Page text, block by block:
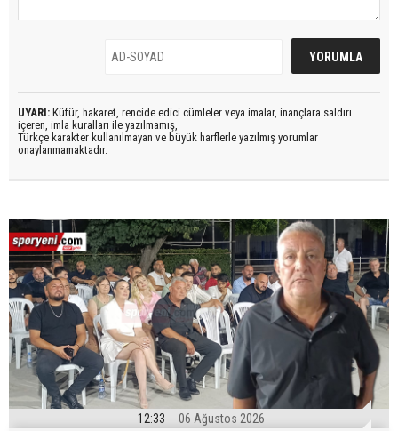
UYARI: Küfür, hakaret, rencide edici cümleler veya imalar, inançlara saldırı
içeren, imla kuralları ile yazılmamış,
Türkçe karakter kullanılmayan ve büyük harflerle yazılmış yorumlar
onaylanmamaktadır.
12:33 06 Ağustos 2026